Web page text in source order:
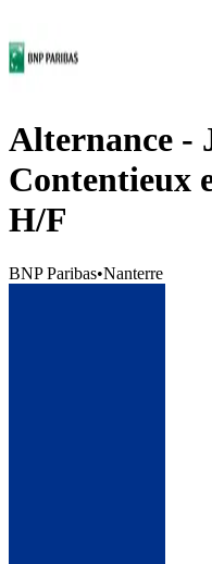
Alternance -
Contentieux
H/F
BNP Paribas•Nanterre